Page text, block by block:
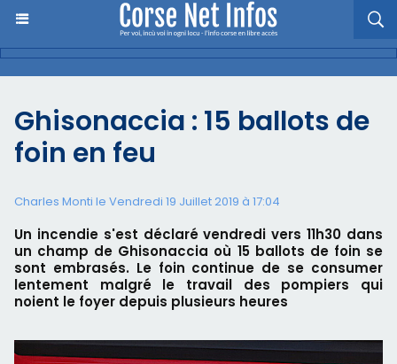
Ghisonaccia : 15 ballots de
foin en feu
Charles Monti le Vendredi 19 Juillet 2019 à 17:04
Un incendie s'est déclaré vendredi vers 11h30 dans
un champ de Ghisonaccia où 15 ballots de foin se
sont embrasés. Le foin continue de se consumer
lentement malgré le travail des pompiers qui
noient le foyer depuis plusieurs heures